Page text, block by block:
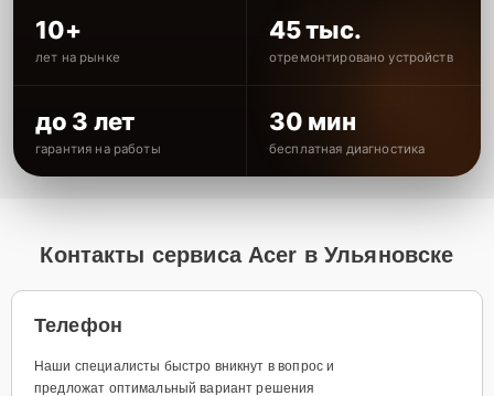
10+
лет на рынке
45 тыс.
отремонтировано устройств
до 3 лет
гарантия на работы
30 мин
бесплатная диагностика
Контакты сервиса Acer в Ульяновске
Телефон
Наши специалисты быстро вникнут в вопрос и
предложат оптимальный вариант решения